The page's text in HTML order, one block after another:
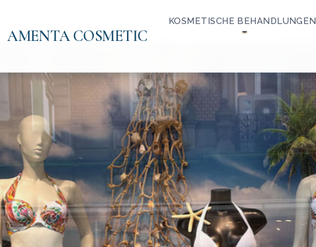
AMENTA COSMETIC
KOSMETISCHE BEHANDLUNGEN